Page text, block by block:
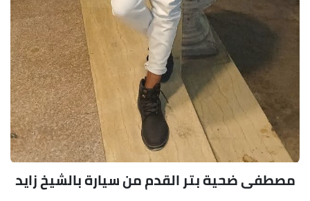
مصطفى ضحية بتر القدم من سيارة بالشيخ زايد